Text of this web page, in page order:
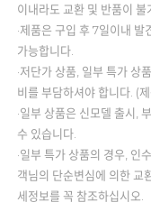
이내라도 교환 및 반품이 불
·제품은 구입 후 7일이내 발
가능합니다.
·저단가 상품, 일부 특가 상
비를 부담하셔야 합니다. (
·일부 상품은 신모델 출시,
수 있습니다.
·일부 특가 상품의 경우, 인
객님의 단순변심에 의한 교
세정보를 꼭 참조하십시오.